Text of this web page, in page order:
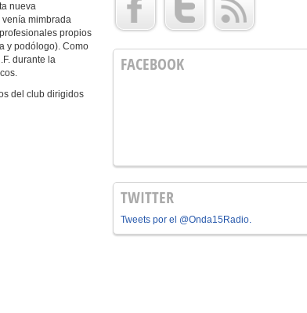
nueva
mimbrada
propios
y podólogo). Como
durante la
del club dirigidos
FACEBOOK
TWITTER
Tweets por el @Onda15Radio.